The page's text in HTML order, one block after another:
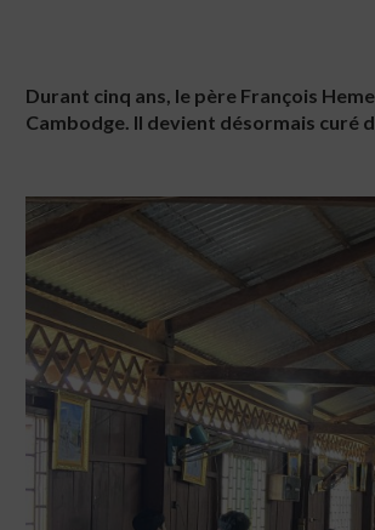
Durant cinq ans, le père François
Cambodge. Il devient désormais curé